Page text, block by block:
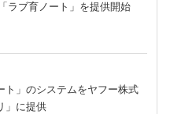
ラブ育ノート」を提供開始
ト」のシステムをヤフー株式
」に提供